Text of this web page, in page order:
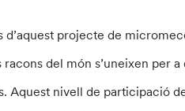
d’aquest projecte de
del món s’uneixen per
Aquest nivell de participació